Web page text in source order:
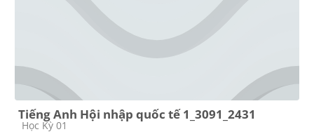
Tiếng Anh Hội nhập quốc tế 1_3091_2431
Course category
Học Kỳ 01